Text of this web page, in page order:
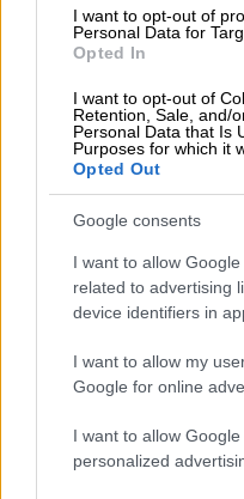
I want to opt-out of
Personal Data for
Opted In
I want to opt-out of
Retention, Sale, and/
Personal Data that Is
Purposes for which it
Opted Out
Google consents
I want to allow
related to advertising
device identifiers in
I want to allow my
Google for online
I want to allow
personalized
Ο δημιουργός του
έκανε σούπερ
κρατήσει για τον
κινηματογραφικό
Σινεμά|03.04.2020
«Top Gun:
κυκλοφορίας για
Κρουζ